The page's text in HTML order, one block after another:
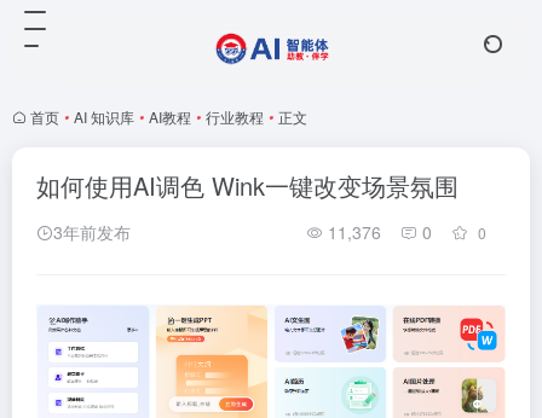
首页 • AI 知识库 • AI教程 • 行业教程 • 正文
如何使用AI调色 Wink一键改变场景氛围
3年前发布 11,376 0 0